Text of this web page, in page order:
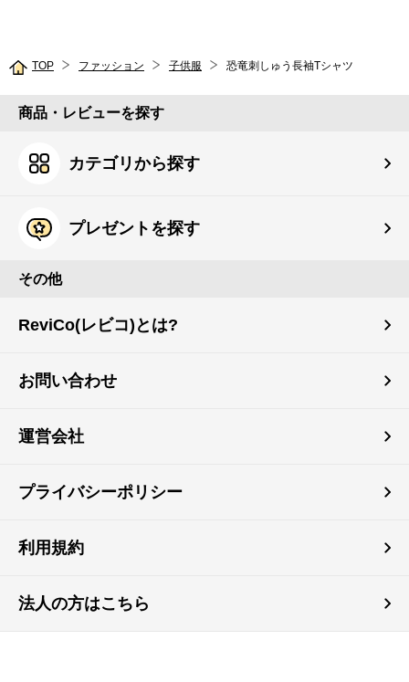
TOP ファッション 子供服 恐竜刺しゅう長袖Tシャツ
商品・レビューを探す
カテゴリから探す
プレゼントを探す
その他
ReviCo(レビコ)とは?
お問い合わせ
運営会社
プライバシーポリシー
利用規約
法人の方はこちら